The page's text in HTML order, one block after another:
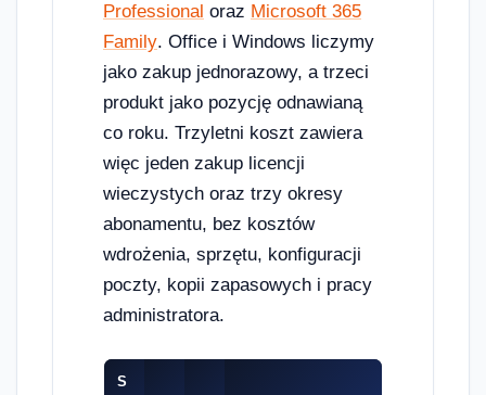
Professional oraz Microsoft 365
Family. Office i Windows liczymy
jako zakup jednorazowy, a trzeci
produkt jako pozycję odnawianą
co roku. Trzyletni koszt zawiera
więc jeden zakup licencji
wieczystych oraz trzy okresy
abonamentu, bez kosztów
wdrożenia, sprzętu, konfiguracji
poczty, kopii zapasowych i pracy
administratora.
S